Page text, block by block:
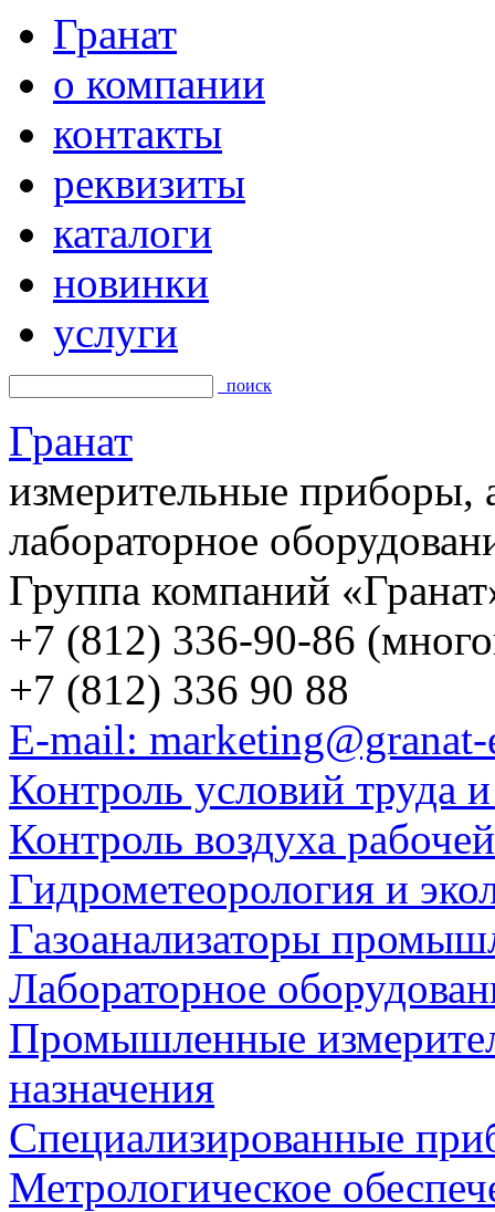
Гранат
о компании
контакты
реквизиты
каталоги
новинки
услуги
поиск
Гранат
измерительные приборы,
лабораторное
Группа компаний
+7 (812) 336-90-86
+7 (812) 336 90 88
E-mail:
Контроль условий труда
Контроль воздуха
Гидрометеорология и
Газоанализаторы
Лабораторное
Промышленные
назначения
Специализированные
Метрологическое